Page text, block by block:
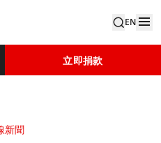
EN
立即捐款
新聞